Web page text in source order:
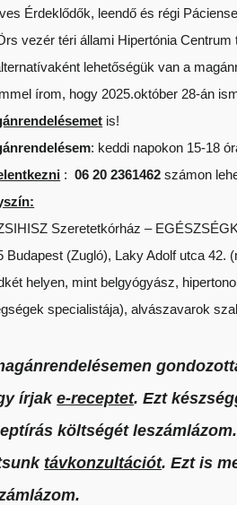
06-20/236-1462
RENDELÉSEK
EGYÜTTMŰKÖDŐ
és magán
Érdeklődők, leendő és régi
vezér téri állami Hipertónia
lehetőségük van a
írom, hogy 2025.október 28-án
is!
: keddi napokon 15-18
:06 20 2361462 számon
Szeretetkórház –
Budapest (Zugló), Laky Adolf utca 42.
helyen, mint belgyógyász,
specialistája), alvászavarok
írjake-receptet. Ezt
költségét
távkonzultációt. Ezt is